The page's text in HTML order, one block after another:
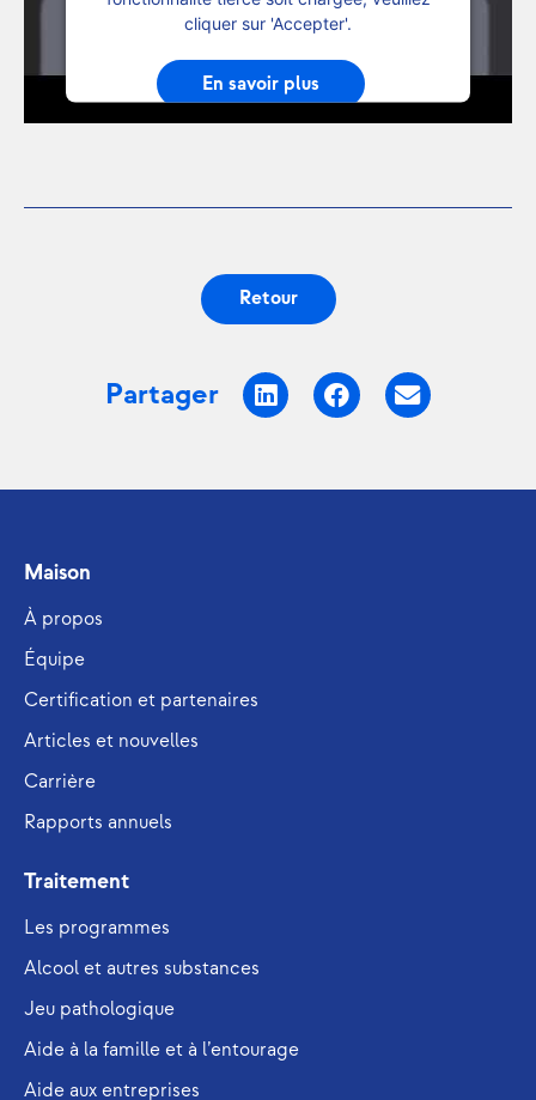
cliquer sur 'Accepter'.
En savoir plus
Management Platform
Retour
Partager
Maison
À propos
Équipe
Certification et partenaires
Articles et nouvelles
Carrière
Rapports annuels
Traitement
Les programmes
Alcool et autres substances
Jeu pathologique
Aide à la famille et à l’entourage
Aide aux entreprises